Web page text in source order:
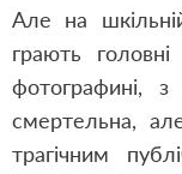
Але на
грають
фотографині,
смертельна,
трагічним